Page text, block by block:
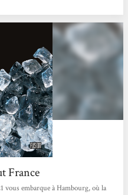
France
vous embarque à Hambourg, où la